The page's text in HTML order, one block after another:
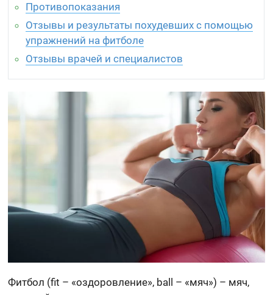
Противопоказания
Отзывы и результаты похудевших с помощью
упражнений на фитболе
Отзывы врачей и специалистов
Фитбол (fit – «оздоровление», ball – «мяч») – мяч,